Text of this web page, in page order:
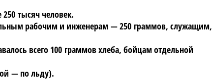
тысяч человек.
рабочим и инженерам — 250 граммов, служащим,
всего 100 граммов хлеба, бойцам отдельной
— по льду).